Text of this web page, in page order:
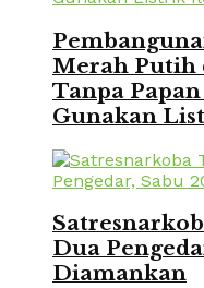
Merah Putih
Tanpa
Gunakan
Dua
Diamankan